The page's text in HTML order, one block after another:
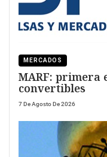
MERCADOS
MARF: primera
convertibles
7 De Agosto De 2026